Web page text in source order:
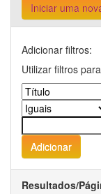
Iniciar uma
Adicionar filtros:
Utilizar filtros
Resultados/